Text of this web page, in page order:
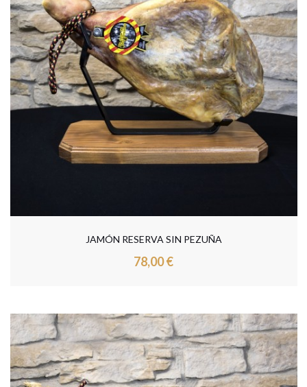
JAMÓN RESERVA SIN PEZUÑA
78,00 €